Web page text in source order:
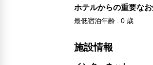
ホテルからの重要な
最低宿泊年齢 : 0 歳
施設情報